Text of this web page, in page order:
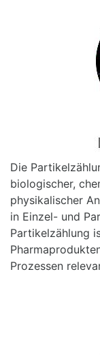
Die
biologischer,
physikalischer
in Einzel- und
Partikelzählung
Prozessen